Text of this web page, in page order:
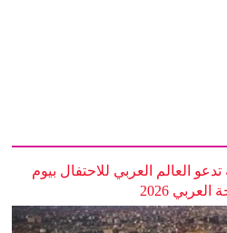
العالم العربي للاحتفال بيوم
العربي 2026